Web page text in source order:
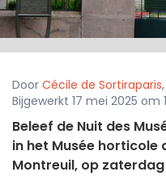
Door Cécile de Sortiraparis,
Bijgewerkt 17 mei 2025 om
Beleef de Nuit des
in het Musée horticole
Montreuil, op zaterdag